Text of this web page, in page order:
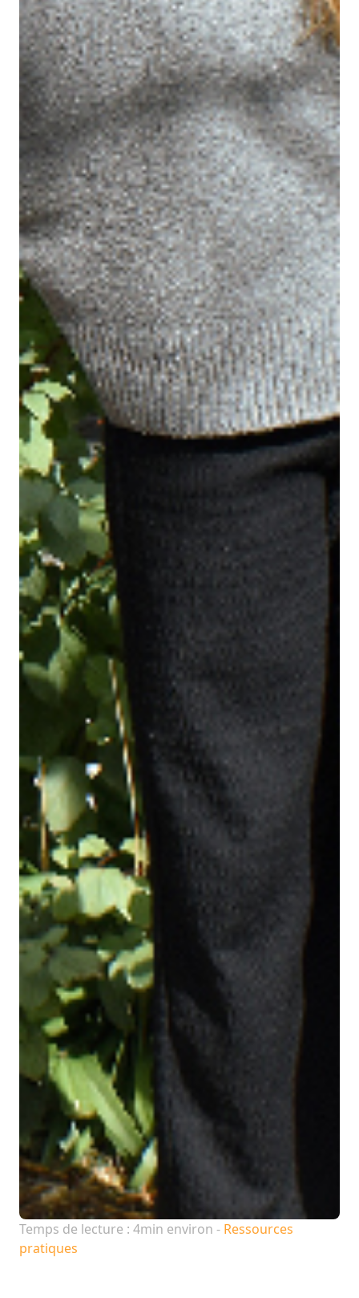
Temps de lecture : 4min environ - Ressources
pratiques